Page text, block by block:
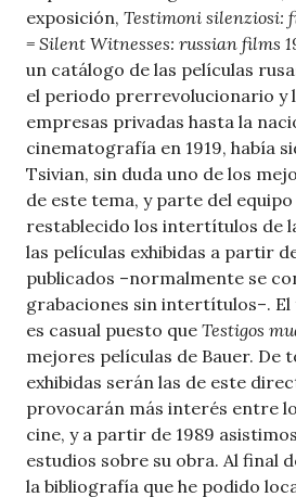
exposición, Testimoni silenziosi:
= Silent Witnesses: russian films
un catálogo de las películas
el periodo prerrevolucionario y
empresas privadas hasta la
cinematografía en 1919, había
Tsivian, sin duda uno de los
de este tema, y parte del equipo
restablecido los intertítulos de
las películas exhibidas a partir
publicados –normalmente se
grabaciones sin intertítulos–.
es casual puesto que Testigos
mejores películas de Bauer. De
exhibidas serán las de este
provocarán más interés entre
cine, y a partir de 1989
estudios sobre su obra. Al final
la bibliografía que he podido